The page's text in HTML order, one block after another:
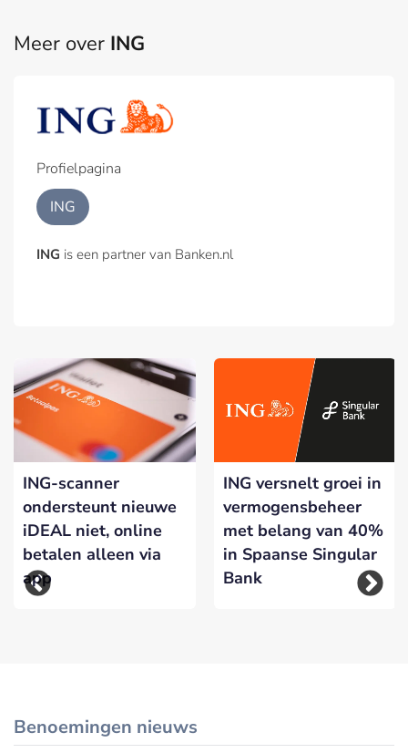
Meer over ING
Profielpagina
ING
ING is een partner van Banken.nl
ING-scanner
ondersteunt nieuwe
iDEAL niet, online
betalen alleen via
app
ING versnelt groei in
vermogensbeheer
met belang van 40%
in Spaanse Singular
Bank
Benoemingen nieuws